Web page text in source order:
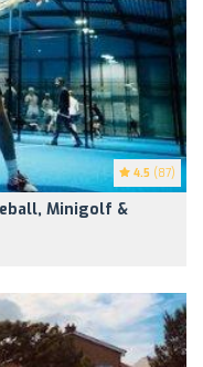
4.5 (87)
Minigolf &